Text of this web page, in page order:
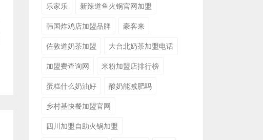
乐家乐
新辣道鱼火锅官网加盟
韩国炸鸡店加盟品牌
豪客来
佐敦道奶茶加盟
大台北奶茶加盟电话
加盟费查询网
米粉加盟店排行榜
蛋糕什么奶油好
酸奶能减肥吗
乡村基快餐加盟官网
四川加盟自助火锅加盟